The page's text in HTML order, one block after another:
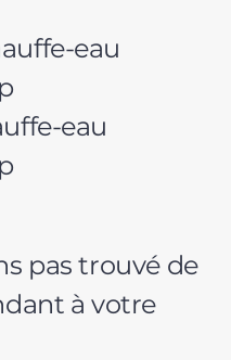
eau
pas trouvé de
à votre